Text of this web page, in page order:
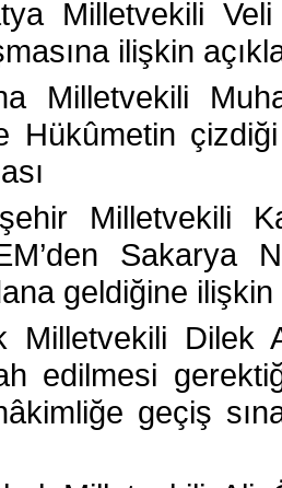
Milletvekili
ilişkin
Milletvekili
Hükûmetin
Milletvekili
Sakarya
geldiğine ilişkin
Milletvekili Dilek
edilmesi
geçiş